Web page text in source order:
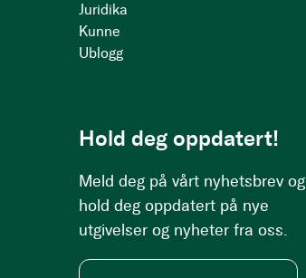
Juridika
Kunne
Ublogg
Hold deg oppdatert!
Meld deg på vårt nyhetsbrev og
hold deg oppdatert på nye
utgivelser og nyheter fra oss.